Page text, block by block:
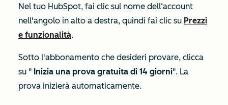
Nel tuo HubSpot, fai clic sul nome dell‘account
nell'angolo in alto a destra, quindi fai clic su Prezzi
e funzionalità.
Sotto l'abbonamento che desideri provare, clicca
su " Inizia una prova gratuita di 14 giorni". La
prova inizierà automaticamente.